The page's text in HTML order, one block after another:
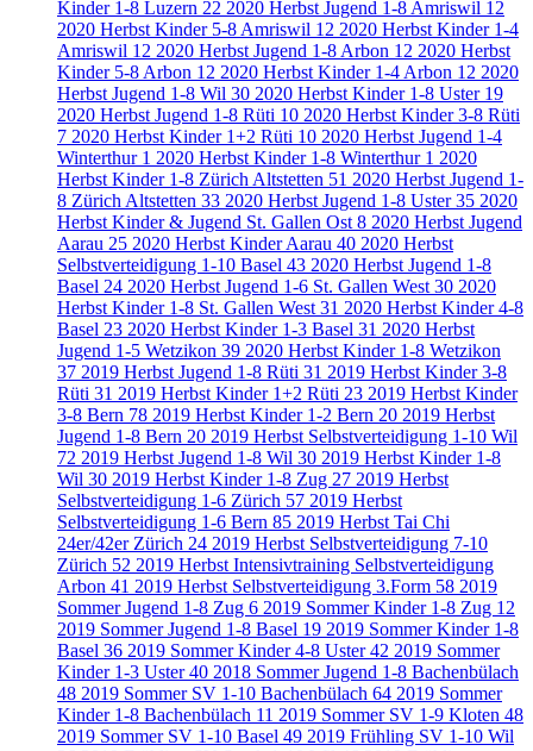
Kinder 1-8 Luzern 22 2020 Herbst Jugend 1-8 Amriswil 12
2020 Herbst Kinder 5-8 Amriswil 12 2020 Herbst Kinder 1-4
Amriswil 12 2020 Herbst Jugend 1-8 Arbon 12 2020 Herbst
Kinder 5-8 Arbon 12 2020 Herbst Kinder 1-4 Arbon 12 2020
Herbst Jugend 1-8 Wil 30 2020 Herbst Kinder 1-8 Uster 19
2020 Herbst Jugend 1-8 Rüti 10 2020 Herbst Kinder 3-8 Rüti
7 2020 Herbst Kinder 1+2 Rüti 10 2020 Herbst Jugend 1-4
Winterthur 1 2020 Herbst Kinder 1-8 Winterthur 1 2020
Herbst Kinder 1-8 Zürich Altstetten 51 2020 Herbst Jugend 1-
8 Zürich Altstetten 33 2020 Herbst Jugend 1-8 Uster35 2020
Herbst Kinder & Jugend St. Gallen Ost 8 2020 Herbst Jugend
Aarau 25 2020 Herbst Kinder Aarau 40 2020 Herbst
Selbstverteidigung 1-10 Basel 43 2020 Herbst Jugend 1-8
Basel 24 2020 Herbst Jugend 1-6 St. Gallen West 30 2020
Herbst Kinder 1-8 St. Gallen West 31 2020 Herbst Kinder 4-8
Basel 23 2020 Herbst Kinder 1-3 Basel 31 2020 Herbst
Jugend 1-5 Wetzikon 39 2020 Herbst Kinder 1-8 Wetzikon
37 2019 Herbst Jugend 1-8 Rüti 31 2019 Herbst Kinder 3-8
Rüti 31 2019 Herbst Kinder 1+2 Rüti 23 2019 Herbst Kinder
3-8 Bern 78 2019 Herbst Kinder 1-2 Bern 20 2019 Herbst
Jugend 1-8 Bern 20 2019 Herbst Selbstverteidigung 1-10 Wil
72 2019 Herbst Jugend 1-8 Wil 30 2019 Herbst Kinder 1-8
Wil 30 2019 Herbst Kinder 1-8 Zug 27 2019 Herbst
Selbstverteidigung 1-6 Zürich 57 2019 Herbst
Selbstverteidigung 1-6 Bern 85 2019 Herbst Tai Chi
24er/42er Zürich 24 2019 Herbst Selbstverteidigung 7-10
Zürich 52 2019 Herbst Intensivtraining Selbstverteidigung
Arbon 41 2019 Herbst Selbstverteidigung 3.Form 58 2019
Sommer Jugend 1-8 Zug 6 2019 Sommer Kinder 1-8 Zug 12
2019 Sommer Jugend 1-8 Basel 19 2019 Sommer Kinder 1-8
Basel 36 2019 Sommer Kinder 4-8 Uster42 2019 Sommer
Kinder 1-3 Uster40 2018 Sommer Jugend 1-8 Bachenbülach
48 2019 Sommer SV 1-10 Bachenbülach 64 2019 Sommer
Kinder 1-8 Bachenbülach 11 2019 Sommer SV 1-9 Kloten 48
2019 Sommer SV 1-10 Basel 49 2019 Frühling SV 1-10 Wil